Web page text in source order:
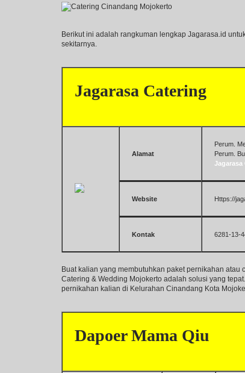
Berikut ini adalah rangkuman lengkap Jagarasa.id
sekitarnya.
Jagarasa Catering
Alamat
Perum.
Perum.
Jagarasa
Website Https://
Kontak 6281-13-
Buat kalian yang membutuhkan paket pernikahan
Catering & Wedding Mojokerto adalah solusi yang
pernikahan kalian di Kelurahan Cinandang Kota
Dapoer Mama Qiu